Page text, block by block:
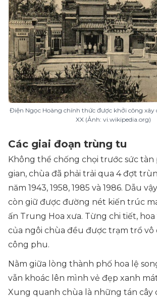
Điện Ngọc Hoàng chính thức được khởi công xây
XX (Ảnh: vi.wikipedia.org)
Các giai đoạn trùng tu
Không thể chống chọi trước sức tàn
gian, chùa đã phải trải qua 4 đợt
năm 1943, 1958, 1985 và 1986. Dẫu
còn giữ được đường nét kiến trúc
ấn Trung Hoa xưa. Từng chi tiết,
của ngôi chùa đều được trạm trổ vô
công phu.
Nằm giữa lòng thành phố hoa lệ
vẫn khoác lên mình vẻ đẹp xanh
Xung quanh chùa là những tán cây